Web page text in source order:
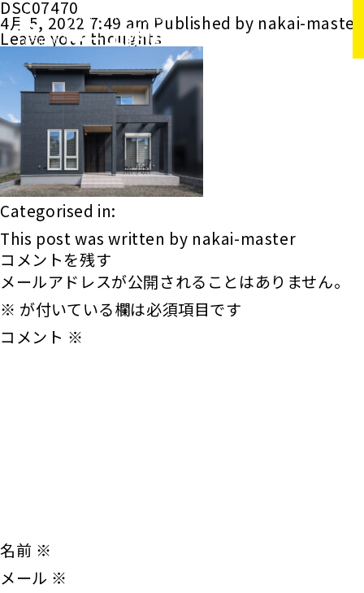
DSC07470
4月 5, 2022 7:49 am Published by nakai-master
Leave your thoughts
Categorised in:
This post was written by nakai-master
コメントを残す
メールアドレスが公開されることはありません。
※ が付いている欄は必須項目です
コメント ※
名前 ※
メール ※